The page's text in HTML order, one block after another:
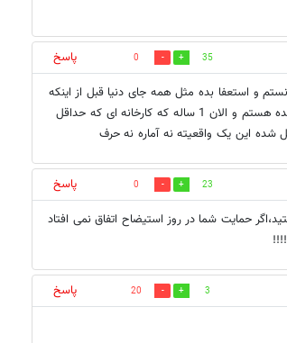
35
0
پاسخ
و استعفا بده مثل همه جای دنیا قبل از اینکه
اینهمه دیر بشه واقعا ریاست اینقدر ارزش داره من یک تولید کننده هستم و الان 1 ساله که کارخانه ای که حداقل
23
0
پاسخ
حمایت شما در روز استیضاح اتفاق نمی افتاد
3
20
پاسخ